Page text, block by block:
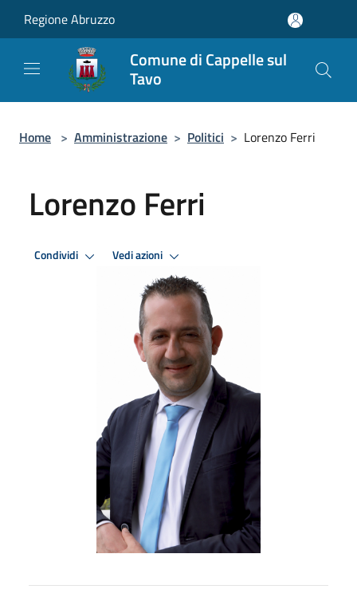
Regione Abruzzo
Comune di Cappelle sul
Tavo
Home > Amministrazione > Politici > Lorenzo Ferri
Lorenzo Ferri
Condividi Vedi azioni